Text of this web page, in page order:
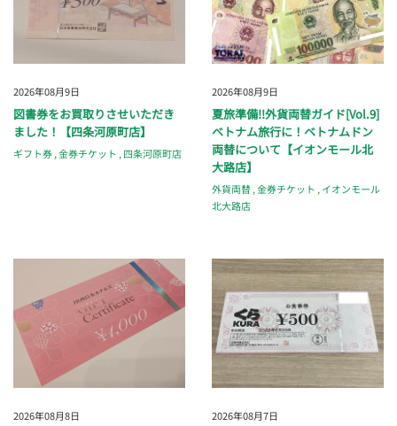
2026年08月9日
図書券をお買取りさせいただき
ました！【四条河原町店】
ギフト券,金券チケット , 四条河原町店
2026年08月9日
夏旅準備!!外貨両替ガイド[Vol.9]
ベトナム旅行に！ベトナムドン
両替について【イオンモール北
大路店】
外貨両替,金券チケット , イオンモール
北大路店
2026年08月8日 2026年08月7日